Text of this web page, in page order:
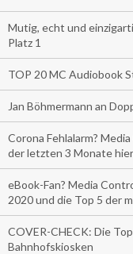
Mutig, echt und
Platz 1
TOP 20 MC Audiobook
Jan Böhmermann an
Corona Fehlalarm?
der letzten 3 Monate hier
eBook-Fan? Media
2020 und die Top 5 der
COVER-CHECK: Die
Bahnhofskiosken